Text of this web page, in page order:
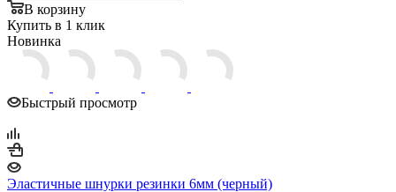
В корзину
Купить в 1 клик
Новинка
Быстрый просмотр
Эластичные шнурки резинки 6мм (черный)